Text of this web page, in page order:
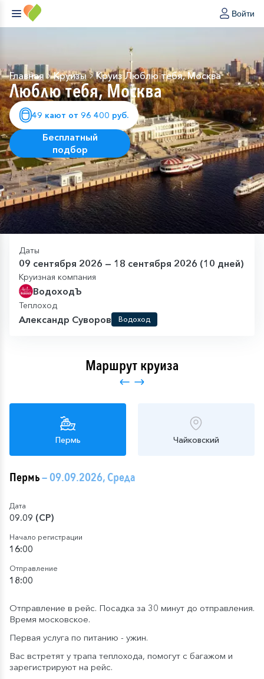
Войти
Главная Круизы Круиз Люблю тебя, Москва
Люблю тебя, Москва
49 кают от 96 400 руб.
Бесплатный
подбор
Даты
09 сентября 2026 — 18 сентября 2026 (10 дней)
Круизная компания
ВодоходЪ
Теплоход
Александр Суворов Водоход
Маршрут круиза
Пермь Чайковский
Пермь— 09.09.2026, Среда
Дата
09.09 (СР)
Начало регистрации
16:00
Отправление
18:00
Отправление в рейс. Посадка за 30 минут до отправления.
Время московское.
Первая услуга по питанию - ужин.
Вас встретят у трапа теплохода, помогут с багажом и
зарегистрируют на рейс.